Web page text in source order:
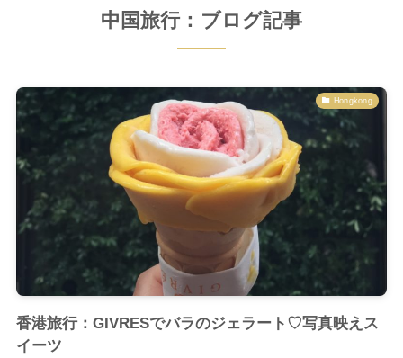
中国旅行：ブログ記事
Hongkong
香港旅行：GIVRESでバラのジェラート♡写真映えス
イーツ